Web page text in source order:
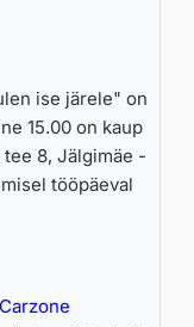
ise järele" on
15.00 on kaup
8, Jälgimäe -
tööpäeval
Carzone